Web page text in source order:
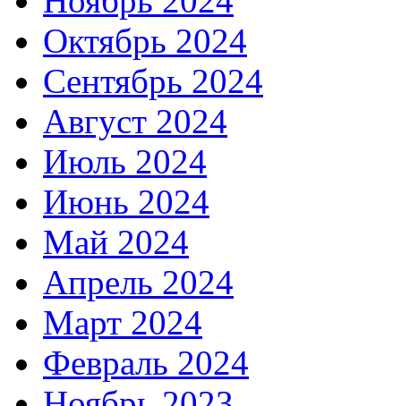
Октябрь 2024
Сентябрь 2024
Август 2024
Июль 2024
Июнь 2024
Май 2024
Апрель 2024
Март 2024
Февраль 2024